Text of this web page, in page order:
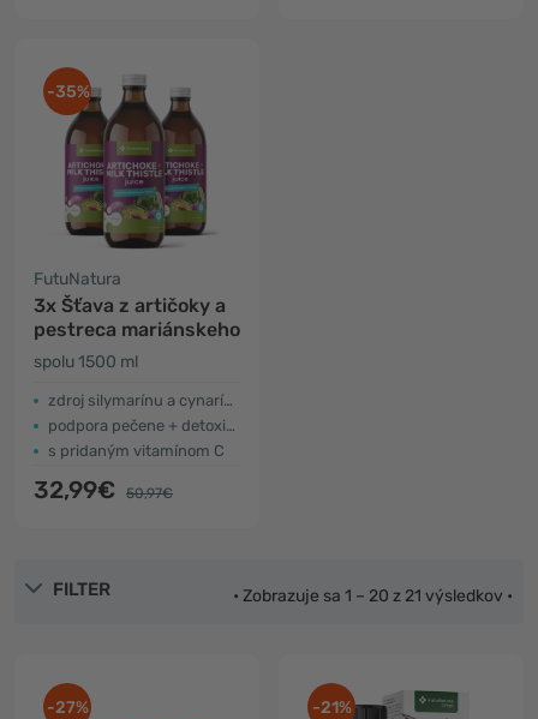
-35%
FutuNatura
3x Šťava z artičoky a
pestreca mariánskeho
spolu 1500 ml
zdroj silymarínu a cynarínu
podpora pečene + detoxikácia
s pridaným vitamínom C
32,99€ 50,97€
FILTER • Zobrazuje sa 1 – 20 z 21 výsledkov •
-27% -21%